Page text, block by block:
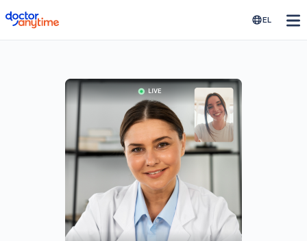
doctoranytime EL